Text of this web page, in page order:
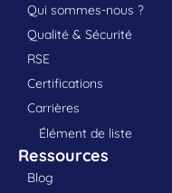
Qui sommes-nous ?
Qualité & Sécurité
RSE
Certifications
Carrières
Élément de liste
Ressources
Blog